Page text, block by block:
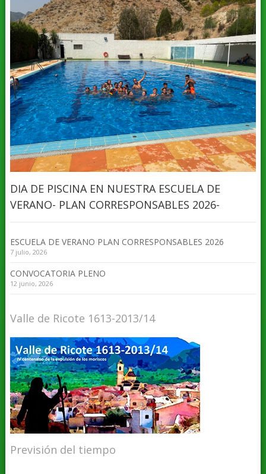
DIA DE PISCINA EN NUESTRA ESCUELA DE
VERANO- PLAN CORRESPONSABLES 2026-
ESCUELA DE VERANO PLAN CORRESPONSABLES 2026
7 julio, 2026
CONVOCATORIA PLENO
12 junio, 2026
Valle de Ricote 1613-2013/14
Previsión del tiempo